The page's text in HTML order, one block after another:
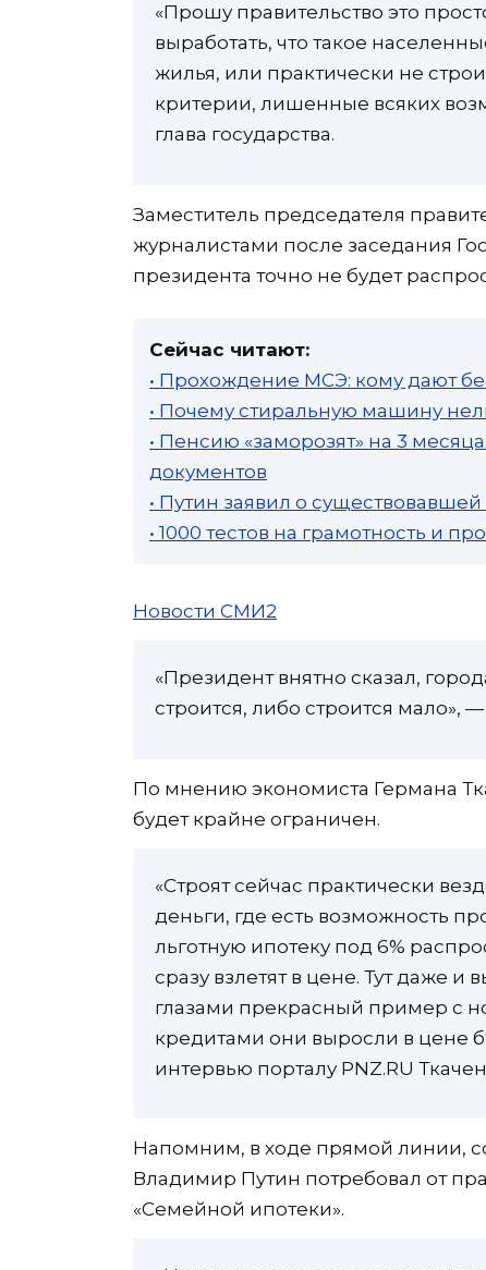
«Прошу правительство это
выработать, что такое
жилья, или практически не
критерии, лишенные всяких
глава государства.
Заместитель председателя
журналистами после заседания
президента точно не будет
Сейчас читают:
• Прохождение МСЭ: кому дают
• Почему стиральную машину
• Пенсию «заморозят» на 3
документов
• Путин заявил о
• 1000 тестов на грамотность и
Новости СМИ2
«Президент внятно сказал,
строится, либо строится мало»,
По мнению экономиста Германа
будет крайне ограничен.
«Строят сейчас практически
деньги, где есть возможность
льготную ипотеку под 6%
сразу взлетят в цене. Тут даже
глазами прекрасный пример с
кредитами они выросли в цене
интервью порталу PNZ.RU
Напомним, в ходе прямой линии,
Владимир Путин потребовал от
«Семейной ипотеки».